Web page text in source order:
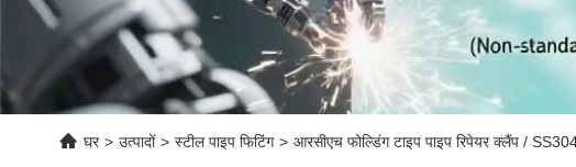
घर > उत्पादों > स्टील पाइप फिटिंग > आरसीएच फोल्डिंग टाइप पाइप रिपेयर क्लैंप /